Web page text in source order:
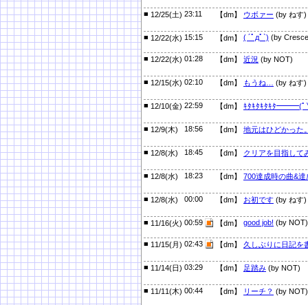
■ 12/25(土) 23:11 【dm】 ウボァー (by ねす)
■ 12/22(水) 15:15 【dm】 ( ´ﾟдﾟ`) (by
■ 12/22(水) 01:28 【dm】 近況 (by NOT)
■ 12/15(水) 02:10 【dm】 もうね… (by ねす)
■ 12/10(金) 22:59 【dm】 ｷﾀｷﾀｷﾀｷﾀ━━━(
■ 12/9(木) 18:56 【dm】 地元はひどかった
■ 12/8(水) 18:45 【dm】 クリアを目指して
■ 12/8(水) 18:23 【dm】 700達成時の曲&達
■ 12/8(水) 00:00 【dm】 お初です (by ねす)
■ 11/16(火) 00:59 【dm】 good job! (by NOT)
■ 11/15(月) 02:43 【dm】 久しぶりに日記を
■ 11/14(日) 03:29 【dm】 足踏み (by NOT)
■ 11/11(木) 00:44 【dm】 リーチ？ (by NOT)